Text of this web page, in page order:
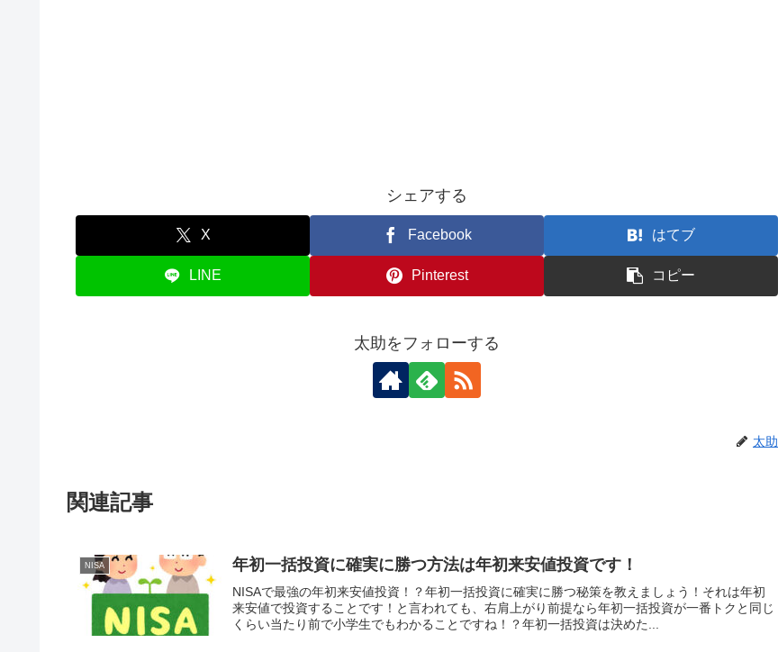
シェアする
X Facebook はてブ
LINE Pinterest コピー
太助をフォローする
太助
関連記事
NISA 年初一括投資に確実に勝つ方法は年初来安値投資です！
NISAで最強の年初来安値投資！？年初一括投資に確実に勝つ秘策を教えましょう！それは年初
来安値で投資することです！と言われても、右肩上がり前提なら年初一括投資が一番トクと同じ
くらい当たり前で小学生でもわかることですね！？年初一括投資は決めた...